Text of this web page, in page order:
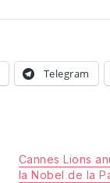
Telegram
Cannes Lions
la Nobel de la